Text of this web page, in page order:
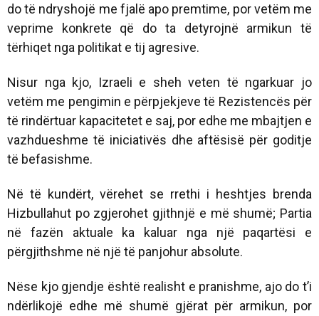
do të ndryshojë me fjalë apo premtime, por vetëm me
veprime konkrete që do ta detyrojnë armikun të
tërhiqet nga politikat e tij agresive.
Nisur nga kjo, Izraeli e sheh veten të ngarkuar jo
vetëm me pengimin e përpjekjeve të Rezistencës për
të rindërtuar kapacitetet e saj, por edhe me mbajtjen e
vazhdueshme të iniciativës dhe aftësisë për goditje
të befasishme.
Në të kundërt, vërehet se rrethi i heshtjes brenda
Hizbullahut po zgjerohet gjithnjë e më shumë; Partia
në fazën aktuale ka kaluar nga një paqartësi e
përgjithshme në një të panjohur absolute.
Nëse kjo gjendje është realisht e pranishme, ajo do t’i
ndërlikojë edhe më shumë gjërat për armikun, por